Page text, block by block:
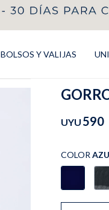
BOLSOS Y VALIJAS
UYU 590
COLOR